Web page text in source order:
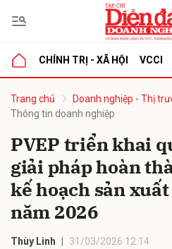
CHÍNH TRỊ - XÃ HỘI VCCI
Trang chủ
Doanh nghiệp - Thị
Thông tin doanh nghiệp
PVEP triển khai
giải pháp hoàn
kế hoạch sản
năm 2026
Thùy Linh 31/03/2026 12:14
luận